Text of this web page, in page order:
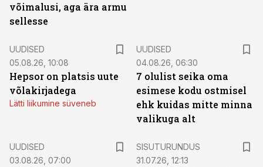
võimalusi, aga ära armu
sellesse
UUDISED
05.08.26, 10:08
Hepsor on platsis uute
võlakirjadega
Lätti liikumine süveneb
UUDISED
04.08.26, 06:30
7 olulist seika oma
esimese kodu ostmisel
ehk kuidas mitte minna
valikuga alt
UUDISED
03.08.26, 07:00
SISUTURUNDUS
31.07.26, 12:13